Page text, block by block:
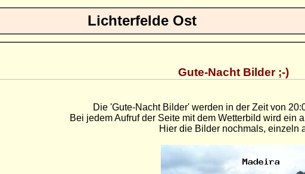
Lichterfelde Ost
Gute-Nacht Bilder ;-)
Die 'Gute-Nacht Bilder' werden in der Zeit von
Bei jedem Aufruf der Seite mit dem Wetterbild wird ein
Hier die Bilder nochmals, einzeln